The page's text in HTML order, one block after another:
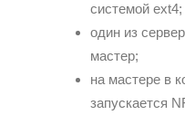
системой ext4;
один из
мастер;
на мастере в
запускается